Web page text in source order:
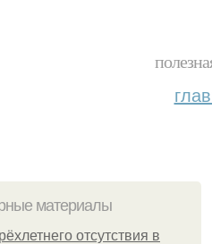
материалы
отсутствия в